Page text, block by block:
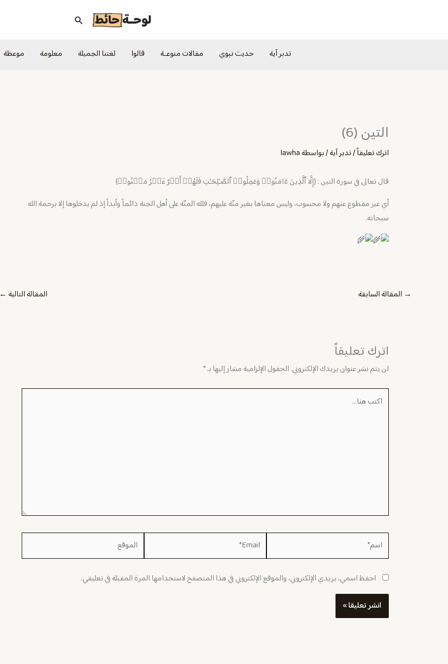
البحث
تدبر آية حديث نبوي مقالات منوعــة قالوا لغتنا الجميلة معلومة موعظة
التين (6)
اترك تعليقاً/تدبر آية/ بواسطةlawha
قال تعالى في سورة التين : {إِلَّا ٱلَّذِینَ ءَامَنُوا۟ وَعَمِلُوا۟ ٱلصَّـٰلِحَـٰتِ فَلَهُمۡ أَجۡرٌ غَیۡرُ مَمۡنُونࣲ}
أي غير مقطوع عنهم ولا محسوب، وليس معناها بغير منّة عليهم، فلله المنّة على أهل الجنة دائماً وأبداً إذ لم يدخلوها إلا برحمة الله
سبحانه.
→ المقالة السابقة المقالة التالية ←
اترك تعليقاً
لن يتم نشر عنوان بريدك الإلكتروني.الحقول الإلزامية مشار إليها بـ*
اكتب
اسم* Email* الموقع
احفظ اسمي، بريدي الإلكتروني، والموقع الإلكتروني في هذا المتصفح لاستخدامها المرة المقبلة في تعليقي.